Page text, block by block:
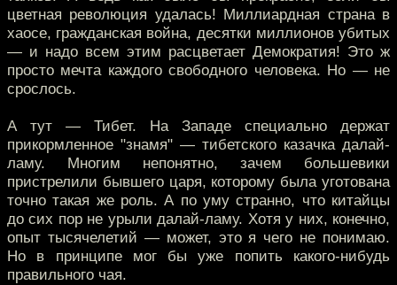
цветная революция удалась! Миллиардная страна в
хаосе, гражданская война, десятки миллионов убитых
— и надо всем этим расцветает Демократия! Это ж
просто мечта каждого свободного человека. Но — не
срослось.
А тут — Тибет. На Западе специально держат
прикормленное "знамя" — тибетского казачка далай-
ламу. Многим непонятно, зачем большевики
пристрелили бывшего царя, которому была уготована
точно такая же роль. А по уму странно, что китайцы
до сих пор не урыли далай-ламу. Хотя у них, конечно,
опыт тысячелетий — может, это я чего не понимаю.
Но в принципе мог бы уже попить какого-нибудь
правильного чая.